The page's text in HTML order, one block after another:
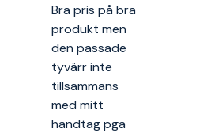
Bra pris på bra
produkt men
den passade
tyvärr inte
tillsammans
med mitt
handtag pga